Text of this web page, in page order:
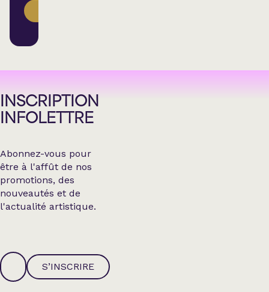
INSCRIPTION
INFOLETTRE
Abonnez-vous pour
être à l'affût de nos
promotions, des
nouveautés et de
l'actualité artistique.
S’INSCRIRE